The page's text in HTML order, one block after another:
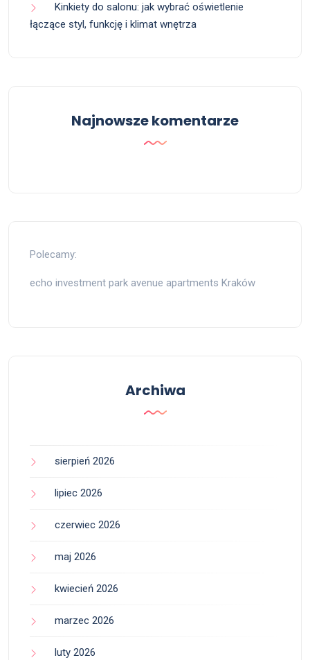
Kinkiety do salonu: jak wybrać oświetlenie
łączące styl, funkcję i klimat wnętrza
Najnowsze komentarze
Polecamy:
echo investment park avenue apartments Kraków
Archiwa
sierpień 2026
lipiec 2026
czerwiec 2026
maj 2026
kwiecień 2026
marzec 2026
luty 2026